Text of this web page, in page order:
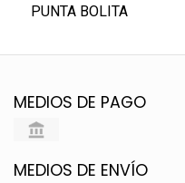
PUNTA BOLITA
MEDIOS DE PAGO
MEDIOS DE ENVÍO